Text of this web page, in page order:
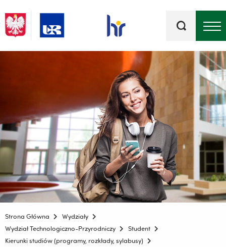
kluczowe
Strona Główna
Wydziały
Wydział Technologiczno-Przyrodniczy
Student
Kierunki studiów (programy, rozkłady, sylabusy)